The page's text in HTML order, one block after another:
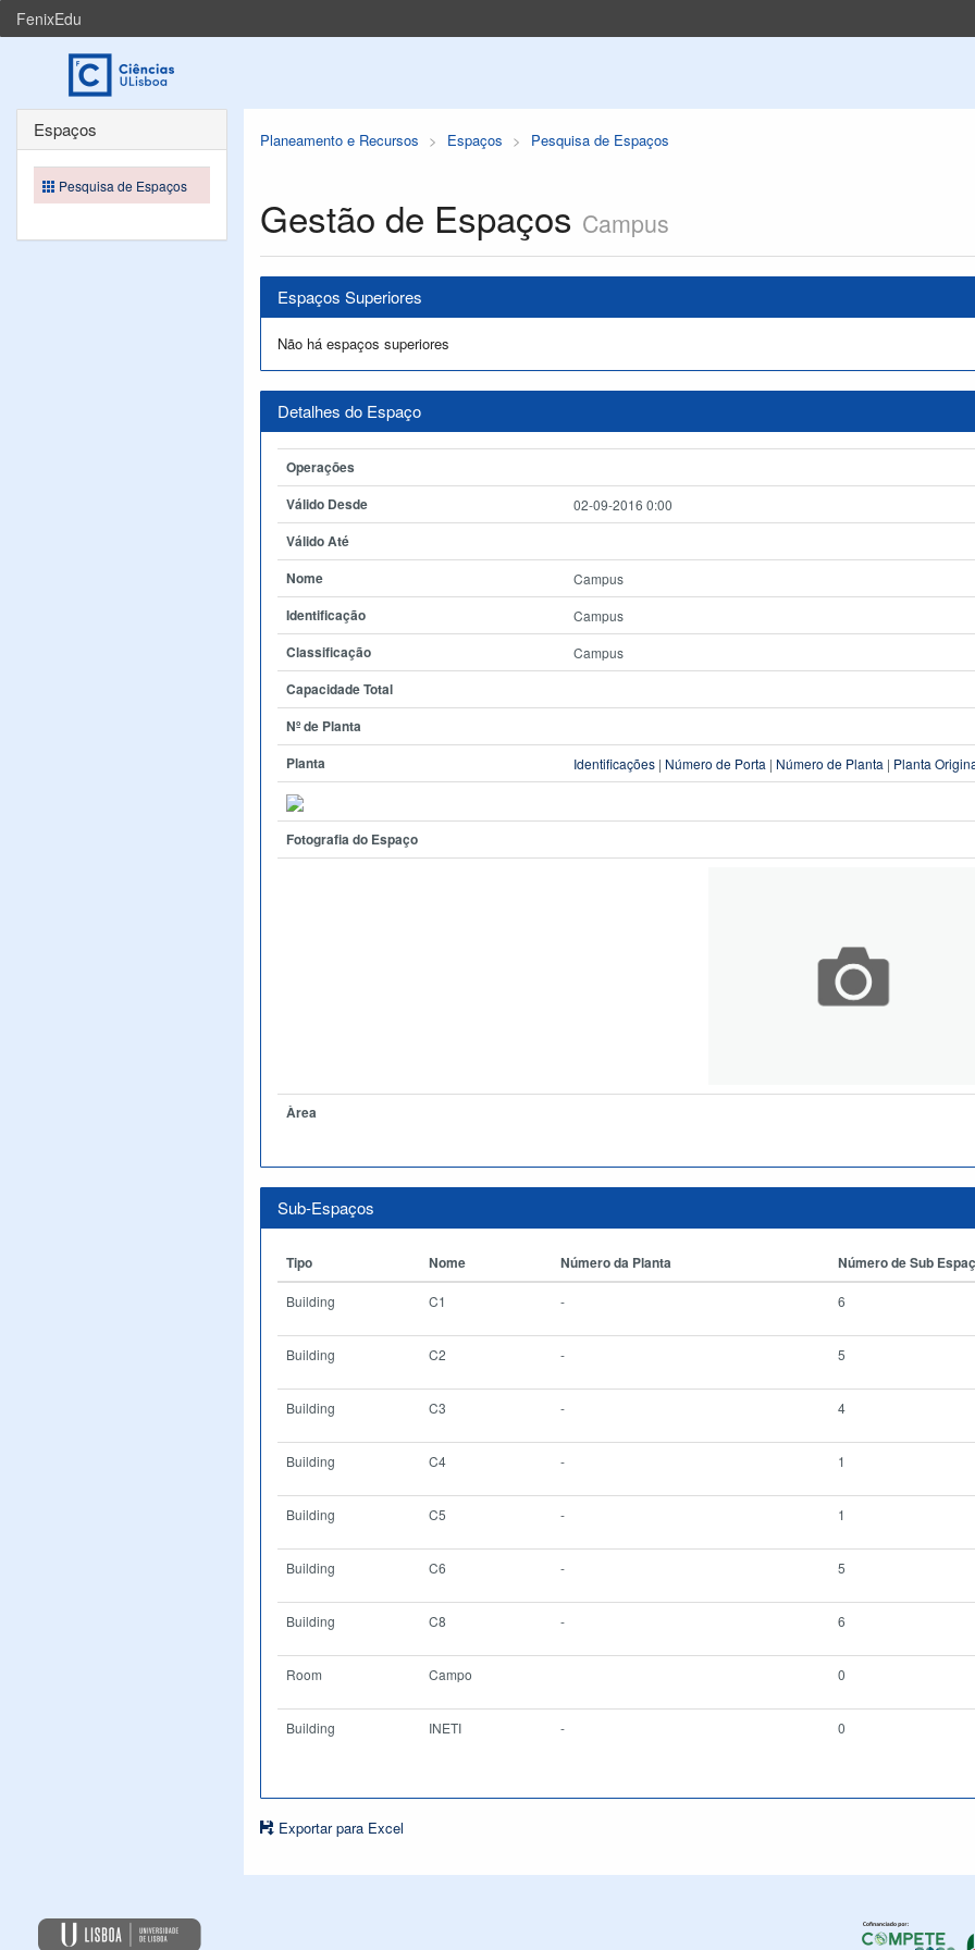
FenixEdu
Planeamento e Recursos Espaços Pesquisa de Espaços
Gestão de Espaços Campus
Espaços Superiores
Não há espaços superiores
Detalhes do Espaço
Operações
Válido Desde
02-09-2016 0:00
Válido Até
Nome
Campus
Identificação Campus
Classificação Campus
Capacidade Total
Nº de Planta
Planta
Identificações | Número de Porta | Número de Planta | Planta
Fotografia do Espaço
Àrea
Sub-Espaços
Tipo Nome Número da Planta Número de Sub
Building C1 - 6
Building C2 - 5
Building C3 - 4
Building C4 - 1
Building C5 - 1
Building C6 - 5
Building C8 - 6
Room Campo 0
Building INETI - 0
Exportar para Excel
Espaços
Pesquisa de Espaços